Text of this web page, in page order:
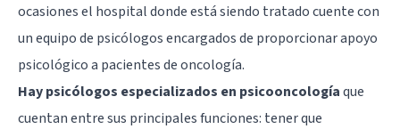
ocasiones el hospital donde está siendo tratado cuente con
un equipo de psicólogos encargados de proporcionar apoyo
psicológico a pacientes de oncología.
Hay psicólogos especializados en psicooncologíaque
cuentan entre sus principales funciones: tener que